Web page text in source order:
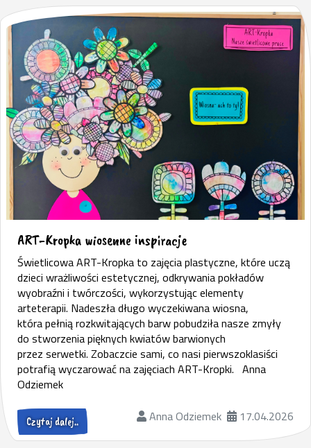
ART-Kropka wiosenne inspiracje
Świetlicowa ART-Kropka to zajęcia plastyczne, które uczą
dzieci wrażliwości estetycznej, odkrywania pokładów
wyobraźni i twórczości, wykorzystując elementy
arteterapii. Nadeszła długo wyczekiwana wiosna,
która pełnią rozkwitających barw pobudziła nasze zmyły
do stworzenia pięknych kwiatów barwionych
przez serwetki. Zobaczcie sami, co nasi pierwszoklasiści
potrafią wyczarować na zajęciach ART-Kropki. Anna
Odziemek
Czytaj dalej.. Anna Odziemek 17.04.2026